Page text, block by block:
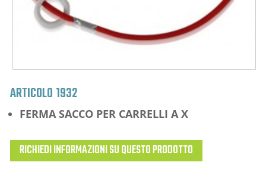
ARTICOLO 1932
FERMA SACCO PER CARRELLI A X
RICHIEDI INFORMAZIONI SU QUESTO PRODOTTO